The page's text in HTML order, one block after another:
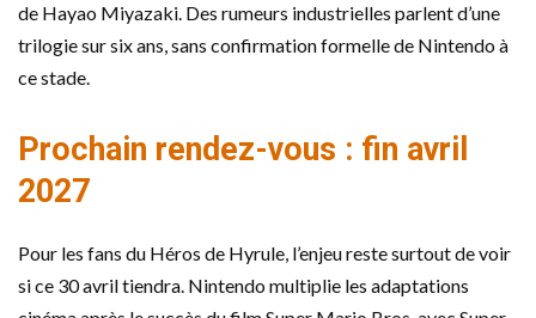
de Hayao Miyazaki. Des rumeurs industrielles parlent d’une
trilogie sur six ans, sans confirmation formelle de Nintendo à
ce stade.
Prochain rendez-vous : fin avril
2027
Pour les fans du Héros de Hyrule, l’enjeu reste surtout de voir
si ce 30 avril tiendra. Nintendo multiplie les adaptations